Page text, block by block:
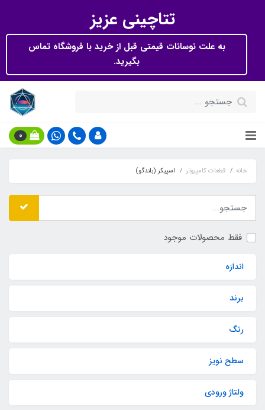
تتاچینی عزیز
به علت نوسانات قیمتی قبل از خرید با فروشگاه تماس
بگیرید.
0
خانه قطعات کامپیوتر اسپیکر (بلندگو)
فقط محصولات موجود
اندازه
برند
رنگ
سطح نویز
ولتاژ ورودی